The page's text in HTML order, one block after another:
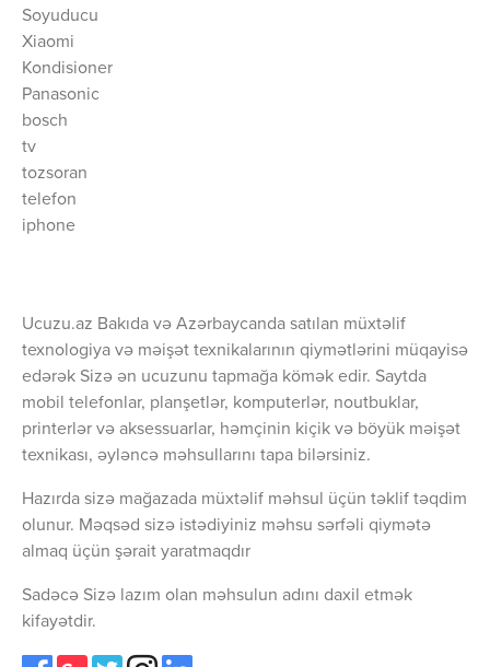
Soyuducu
Xiaomi
Kondisioner
Panasonic
bosch
tv
tozsoran
telefon
iphone
Ucuzu.az Bakıda və Azərbaycanda satılan müxtəlif
texnologiya və məişət texnikalarının qiymətlərini müqayisə
edərək Sizə ən ucuzunu tapmağa kömək edir. Saytda
mobil telefonlar, planşetlər, komputerlər, noutbuklar,
printerlər və aksessuarlar, həmçinin kiçik və böyük məişət
texnikası, əyləncə məhsullarını tapa bilərsiniz.
Hazırda sizə mağazada müxtəlif məhsul üçün təklif təqdim
olunur. Məqsəd sizə istədiyiniz məhsu sərfəli qiymətə
almaq üçün şərait yaratmaqdır
Sadəcə Sizə lazım olan məhsulun adını daxil etmək
kifayətdir.